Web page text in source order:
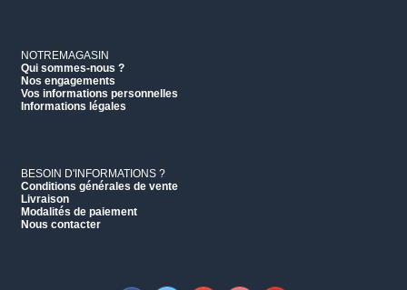
NOTREMAGASIN
Qui sommes-nous ?
Nos engagements
Vos informations personnelles
Informations légales
BESOIN D'INFORMATIONS ?
Conditions générales de vente
Livraison
Modalités de paiement
Nous contacter